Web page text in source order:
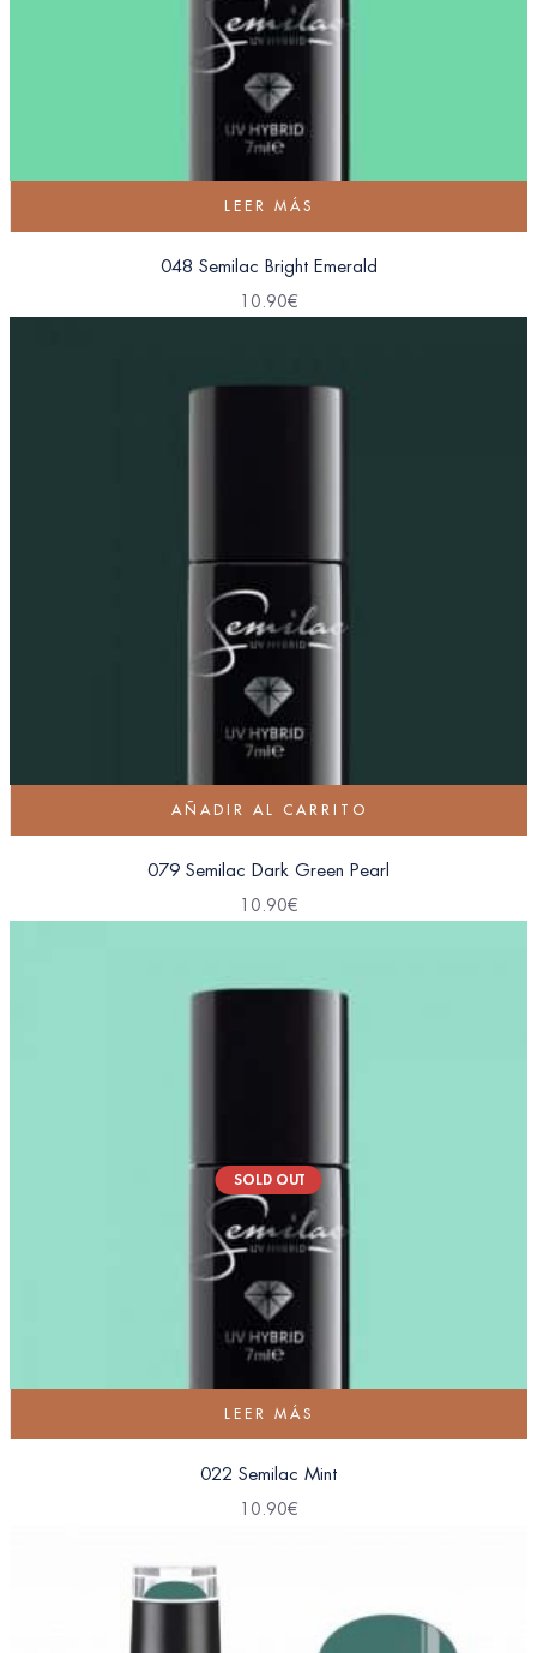
LEER MÁS
048 Semilac Bright Emerald
10.90€
AÑADIR AL CARRITO
079 Semilac Dark Green Pearl
10.90€
SOLD OUT
LEER MÁS
022 Semilac Mint
10.90€